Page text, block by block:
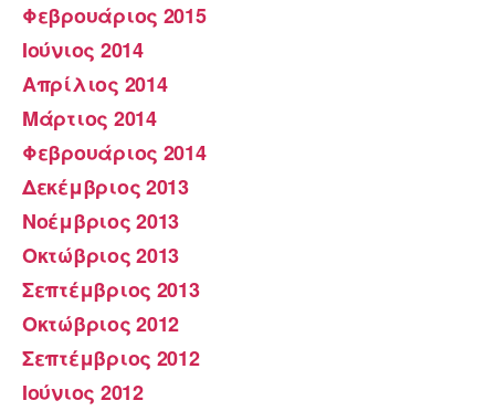
Φεβρουάριος 2015
Ιούνιος 2014
Απρίλιος 2014
Μάρτιος 2014
Φεβρουάριος 2014
Δεκέμβριος 2013
Νοέμβριος 2013
Οκτώβριος 2013
Σεπτέμβριος 2013
Οκτώβριος 2012
Σεπτέμβριος 2012
Ιούνιος 2012